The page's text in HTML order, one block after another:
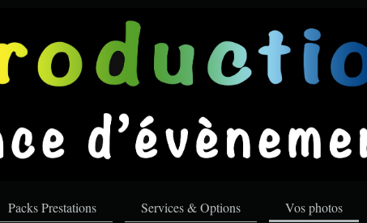
Packs Prestations Services & Options Vos photos